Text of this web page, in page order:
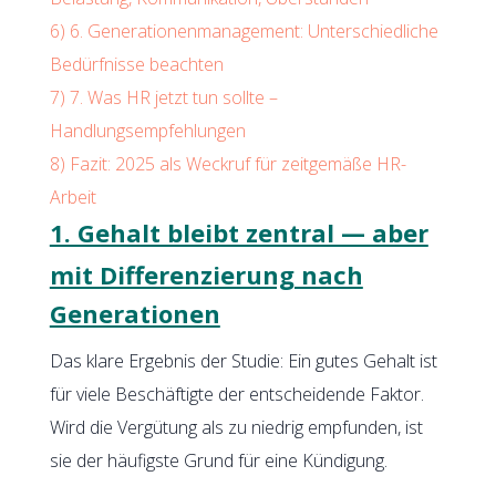
6) 6. Generationenmanagement: Unterschiedliche
Bedürfnisse beachten
7) 7. Was HR jetzt tun sollte –
Handlungsempfehlungen
8) Fazit: 2025 als Weckruf für zeitgemäße HR-
Arbeit
1. Gehalt bleibt zentral — aber
mit Differenzierung nach
Generationen
Das klare Ergebnis der Studie: Ein gutes Gehalt ist
für viele Beschäftigte der entscheidende Faktor.
Wird die Vergütung als zu niedrig empfunden, ist
sie der häufigste Grund für eine Kündigung.